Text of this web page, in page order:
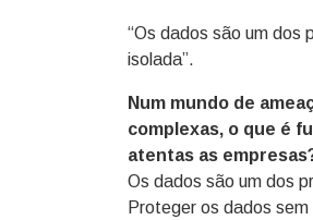
“Os dados são um dos
isolada”.
Num mundo de
complexas, o que é
atentas as
Os dados são um dos
Proteger os dados